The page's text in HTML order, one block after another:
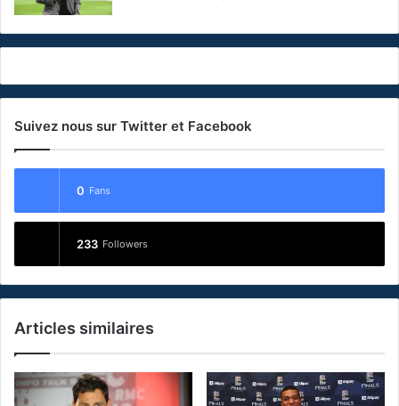
Suivez nous sur Twitter et Facebook
0 Fans
233 Followers
Articles similaires